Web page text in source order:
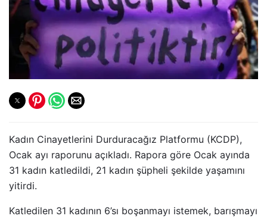
Kadın Cinayetlerini Durduracağız Platformu (KCDP),
Ocak ayı raporunu açıkladı. Rapora göre Ocak ayında
31 kadın katledildi, 21 kadın şüpheli şekilde yaşamını
yitirdi.
Katledilen 31 kadının 6’sı boşanmayı istemek, barışmayı